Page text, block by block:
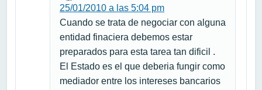
25/01/2010 a las 5:04 pm
Cuando se trata de negociar con alguna
entidad finaciera debemos estar
preparados para esta tarea tan dificil .
El Estado es el que deberia fungir como
mediador entre los intereses bancarios